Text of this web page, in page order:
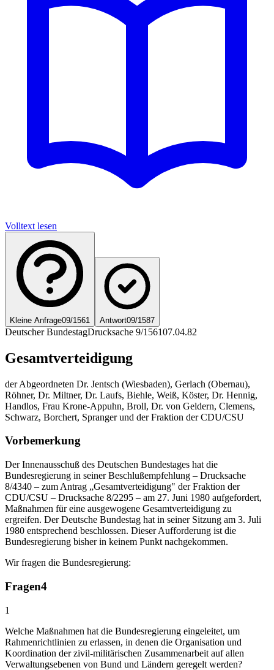
Volltext lesen
Kleine Anfrage09/1561 Antwort09/1587
Deutscher BundestagDrucksache 9/156107.04.82
Gesamtverteidigung
der Abgeordneten Dr. Jentsch (Wiesbaden), Gerlach (Obernau),
Röhner, Dr. Miltner, Dr. Laufs, Biehle, Weiß, Köster, Dr. Hennig,
Handlos, Frau Krone-Appuhn, Broll, Dr. von Geldern, Clemens,
Schwarz, Borchert, Spranger und der Fraktion der CDU/CSU
Vorbemerkung
Der Innenausschuß des Deutschen Bundestages hat die
Bundesregierung in seiner Beschlußempfehlung – Drucksache
8/4340 – zum Antrag „Gesamtverteidigung" der Fraktion der
CDU/CSU – Drucksache 8/2295 – am 27. Juni 1980 aufgefordert,
Maßnahmen für eine ausgewogene Gesamtverteidigung zu
ergreifen. Der Deutsche Bundestag hat in seiner Sitzung am 3. Juli
1980 entsprechend beschlossen. Dieser Aufforderung ist die
Bundesregierung bisher in keinem Punkt nachgekommen.
Wir fragen die Bundesregierung:
Fragen4
1
Welche Maßnahmen hat die Bundesregierung eingeleitet, um
Rahmenrichtlinien zu erlassen, in denen die Organisation und
Koordination der zivil-militärischen Zusammenarbeit auf allen
Verwaltungsebenen von Bund und Ländern geregelt werden?